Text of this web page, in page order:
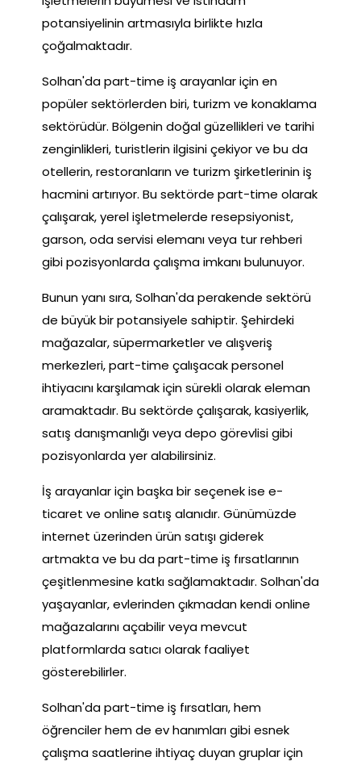
potansiyelinin artmasıyla birlikte hızla
çoğalmaktadır.
Solhan'da part-time iş arayanlar için en
popüler sektörlerden biri, turizm ve konaklama
sektörüdür. Bölgenin doğal güzellikleri ve tarihi
zenginlikleri, turistlerin ilgisini çekiyor ve bu da
otellerin, restoranların ve turizm şirketlerinin iş
hacmini artırıyor. Bu sektörde part-time olarak
çalışarak, yerel işletmelerde resepsiyonist,
garson, oda servisi elemanı veya tur rehberi
gibi pozisyonlarda çalışma imkanı bulunuyor.
Bunun yanı sıra, Solhan'da perakende sektörü
de büyük bir potansiyele sahiptir. Şehirdeki
mağazalar, süpermarketler ve alışveriş
merkezleri, part-time çalışacak personel
ihtiyacını karşılamak için sürekli olarak eleman
aramaktadır. Bu sektörde çalışarak, kasiyerlik,
satış danışmanlığı veya depo görevlisi gibi
pozisyonlarda yer alabilirsiniz.
İş arayanlar için başka bir seçenek ise e-
ticaret ve online satış alanıdır. Günümüzde
internet üzerinden ürün satışı giderek
artmakta ve bu da part-time iş fırsatlarının
çeşitlenmesine katkı sağlamaktadır. Solhan'da
yaşayanlar, evlerinden çıkmadan kendi online
mağazalarını açabilir veya mevcut
platformlarda satıcı olarak faaliyet
gösterebilirler.
Solhan'da part-time iş fırsatları, hem
öğrenciler hem de ev hanımları gibi esnek
çalışma saatlerine ihtiyaç duyan gruplar için